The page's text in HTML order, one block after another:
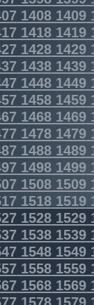
14081409
14181419
14281429
14381439
14481449
14581459
14681469
14781479
14881489
14981499
15081509
15181519
15281529
15381539
15481549
15581559
15681569